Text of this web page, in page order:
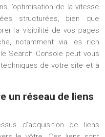
l’optimisation de la vitesse
structurées, bien que
la visibilité de vos pages
notamment via les rich
Search Console peut vous
de votre site et à
un réseau de liens
d’acquisition de liens